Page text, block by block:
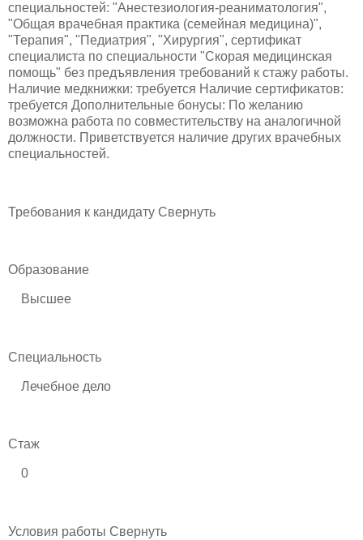
специальностей: "Анестезиология-реаниматология",
"Общая врачебная практика (семейная медицина)",
"Терапия", "Педиатрия", "Хирургия", сертификат
специалиста по специальности "Скорая медицинская
помощь" без предъявления требований к стажу работы.
Наличие медкнижки: требуется Наличие сертификатов:
требуется Дополнительные бонусы: По желанию
возможна работа по совместительству на аналогичной
должности. Приветствуется наличие других врачебных
специальностей.
Требования к кандидату Свернуть
Образование
Высшее
Специальность
Лечебное дело
Стаж
0
Условия работы Свернуть